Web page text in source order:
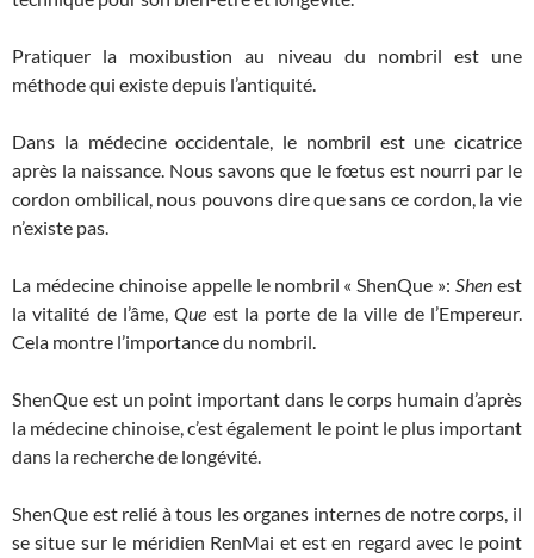
Pratiquer la moxibustion au niveau du nombril est une
méthode qui existe depuis l’antiquité.
Dans la médecine occidentale, le nombril est une cicatrice
après la naissance. Nous savons que le fœtus est nourri par le
cordon ombilical, nous pouvons dire que sans ce cordon, la vie
n’existe pas.
La médecine chinoise appelle le nombril « ShenQue »:Shen est
la vitalité de l’âme,Que est la porte de la ville de l’Empereur.
Cela montre l’importance du nombril.
ShenQue est un point important dans le corps humain d’après
la médecine chinoise, c’est également le point le plus important
dans la recherche de longévité.
ShenQue est relié à tous les organes internes de notre corps, il
se situe sur le méridien RenMai et est en regard avec le point